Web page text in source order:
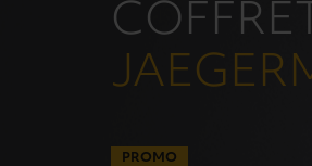
COFFRET
PROMO